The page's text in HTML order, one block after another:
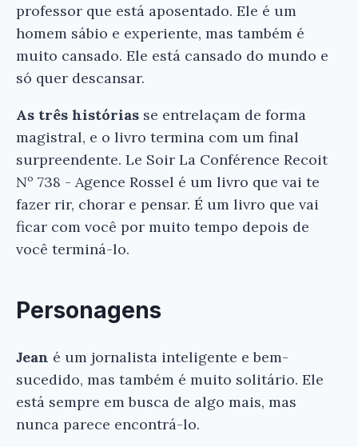
professor que está aposentado. Ele é um
homem sábio e experiente, mas também é
muito cansado. Ele está cansado do mundo e
só quer descansar.
As três histórias se entrelaçam de forma
magistral, e o livro termina com um final
surpreendente. Le Soir La Conférence Recoit
Nº 738 - Agence Rossel é um livro que vai te
fazer rir, chorar e pensar. É um livro que vai
ficar com você por muito tempo depois de
você terminá-lo.
Personagens
Jean é um jornalista inteligente e bem-
sucedido, mas também é muito solitário. Ele
está sempre em busca de algo mais, mas
nunca parece encontrá-lo.